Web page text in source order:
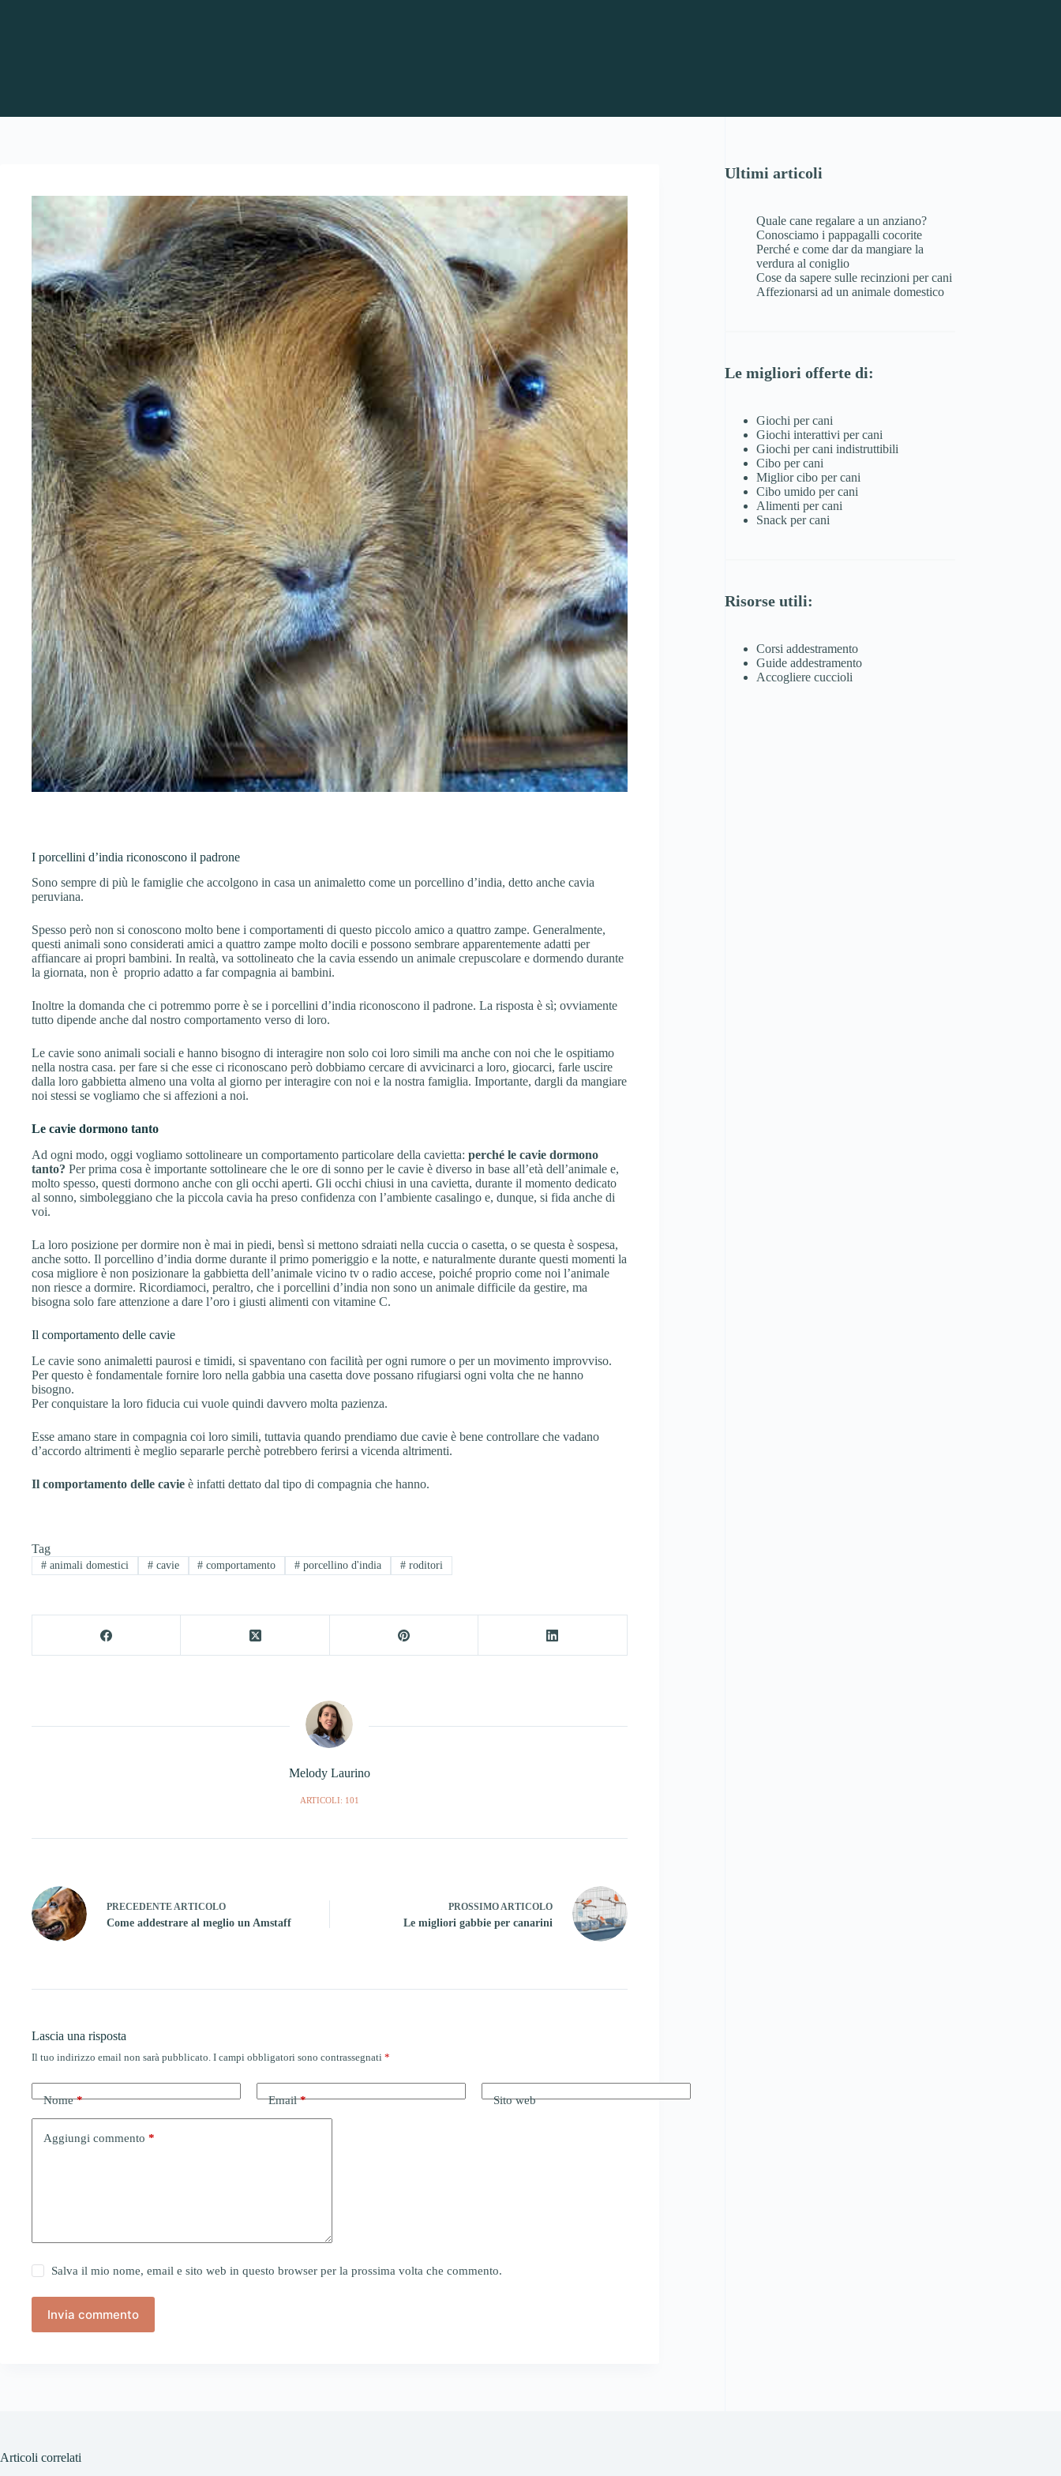
I porcellini d’india riconoscono il padrone
Sono sempre di più le famiglie che accolgono in casa un animaletto come un porcellino d’india, detto anche cavia
peruviana.
Spesso però non si conoscono molto bene i comportamenti di questo piccolo amico a quattro zampe. Generalmente,
questi animali sono considerati amici a quattro zampe molto docili e possono sembrare apparentemente adatti per
affiancare ai propri bambini. In realtà, va sottolineato che la cavia essendo un animale crepuscolare e dormendo durante
la giornata, non è proprio adatto a far compagnia ai bambini.
Inoltre la domanda che ci potremmo porre è se i porcellini d’india riconoscono il padrone. La risposta è sì; ovviamente
tutto dipende anche dal nostro comportamento verso di loro.
Le cavie sono animali sociali e hanno bisogno di interagire non solo coi loro simili ma anche con noi che le ospitiamo
nella nostra casa. per fare si che esse ci riconoscano però dobbiamo cercare di avvicinarci a loro, giocarci, farle uscire
dalla loro gabbietta almeno una volta al giorno per interagire con noi e la nostra famiglia. Importante, dargli da mangiare
noi stessi se vogliamo che si affezioni a noi.
Le cavie dormono tanto
Ad ogni modo, oggi vogliamo sottolineare un comportamento particolare della cavietta: perché le cavie dormono
tanto? Per prima cosa è importante sottolineare che le ore di sonno per le cavie è diverso in base all’età dell’animale e,
molto spesso, questi dormono anche con gli occhi aperti. Gli occhi chiusi in una cavietta, durante il momento dedicato
al sonno, simboleggiano che la piccola cavia ha preso confidenza con l’ambiente casalingo e, dunque, si fida anche di
voi.
La loro posizione per dormire non è mai in piedi, bensì si mettono sdraiati nella cuccia o casetta, o se questa è sospesa,
anche sotto. Il porcellino d’india dorme durante il primo pomeriggio e la notte, e naturalmente durante questi momenti la
cosa migliore è non posizionare la gabbietta dell’animale vicino tv o radio accese, poiché proprio come noi l’animale
non riesce a dormire. Ricordiamoci, peraltro, che i porcellini d’india non sono un animale difficile da gestire, ma
bisogna solo fare attenzione a dare l’oro i giusti alimenti con vitamine C.
Il comportamento delle cavie
Le cavie sono animaletti paurosi e timidi, si spaventano con facilità per ogni rumore o per un movimento improvviso.
Per questo è fondamentale fornire loro nella gabbia una casetta dove possano rifugiarsi ogni volta che ne hanno
bisogno.
Per conquistare la loro fiducia cui vuole quindi davvero molta pazienza.
Esse amano stare in compagnia coi loro simili, tuttavia quando prendiamo due cavie è bene controllare che vadano
d’accordo altrimenti è meglio separarle perchè potrebbero ferirsi a vicenda altrimenti.
Il comportamento delle cavie è infatti dettato dal tipo di compagnia che hanno.
Tag
#animali domestici #cavie # comportamento # porcellino d'india # roditori
Melody Laurino
ARTICOLI: 101
PRECEDENTE ARTICOLO
Come addestrare al meglio un Amstaff
PROSSIMO ARTICOLO
Le migliori gabbie per canarini
Lascia una risposta
Il tuo indirizzo email non sarà pubblicato. I campi obbligatori sono contrassegnati *
Nome* Email* Sito web
Aggiungi commento *
Salva il mio nome, email e sito web in questo browser per la prossima volta che commento.
Invia commento
Ultimi articoli
Quale cane regalare a un anziano?
Conosciamo i pappagalli cocorite
Perché e come dar da mangiare la
verdura al coniglio
Cose da sapere sulle recinzioni per cani
Affezionarsi ad un animale domestico
Le migliori offerte di:
Giochi per cani
Giochi interattivi per cani
Giochi per cani indistruttibili
Cibo per cani
Miglior cibo per cani
Cibo umido per cani
Alimenti per cani
Snack per cani
Risorse utili:
Corsi addestramento
Guide addestramento
Accogliere cuccioli
Articoli correlati